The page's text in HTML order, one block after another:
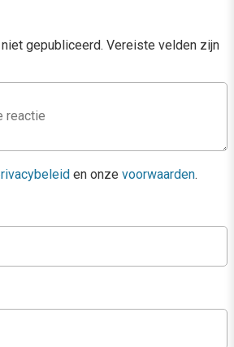
gepubliceerd. Vereiste velden zijn
en onze voorwaarden.